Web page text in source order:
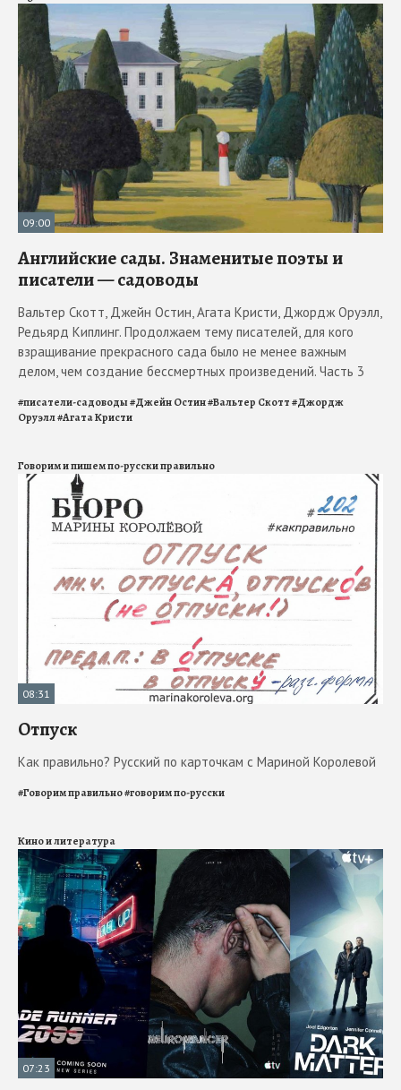
09:00
Английские сады. Знаменитые поэты и
писатели — садоводы
Вальтер Скотт, Джейн Остин, Агата Кристи, Джордж Оруэлл,
Редьярд Киплинг. Продолжаем тему писателей, для кого
взращивание прекрасного сада было не менее важным
делом, чем создание бессмертных произведений. Часть 3
#писатели-садоводы#Джейн Остин#Вальтер Скотт#Джордж
Оруэлл#Агата Кристи
Говорим и пишем по-русски правильно
08:31
Отпуск
Как правильно? Русский по карточкам с Мариной Королевой
#Говорим правильно#говорим по-русски
Кино и литература
07:23